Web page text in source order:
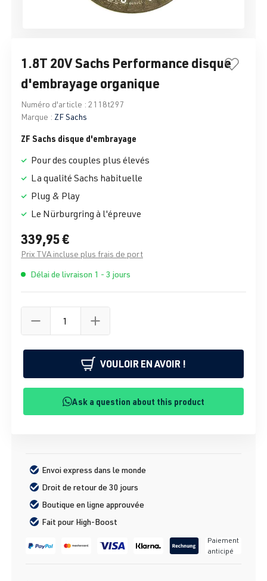
1.8T 20V Sachs Performance disque
d'embrayage organique
Numéro d'article : 2118t297
Marque : ZF Sachs
ZF Sachs disque d'embrayage
Pour des couples plus élevés
La qualité Sachs habituelle
Plug & Play
Le Nürburgring à l'épreuve
339,95 €
Prix TVA incluse plus frais de port
Délai de livraison 1 - 3 jours
VOULOIR EN AVOIR !
Ask a question about this product
Envoi express dans le monde
Droit de retour de 30 jours
Boutique en ligne approuvée
Fait pour High-Boost
Paiement
anticipé